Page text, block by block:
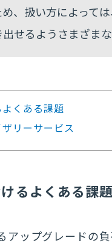
、扱い方によって
せるようさまざまな
くある課題
リーサービス
るよくある課題
アップグレードの